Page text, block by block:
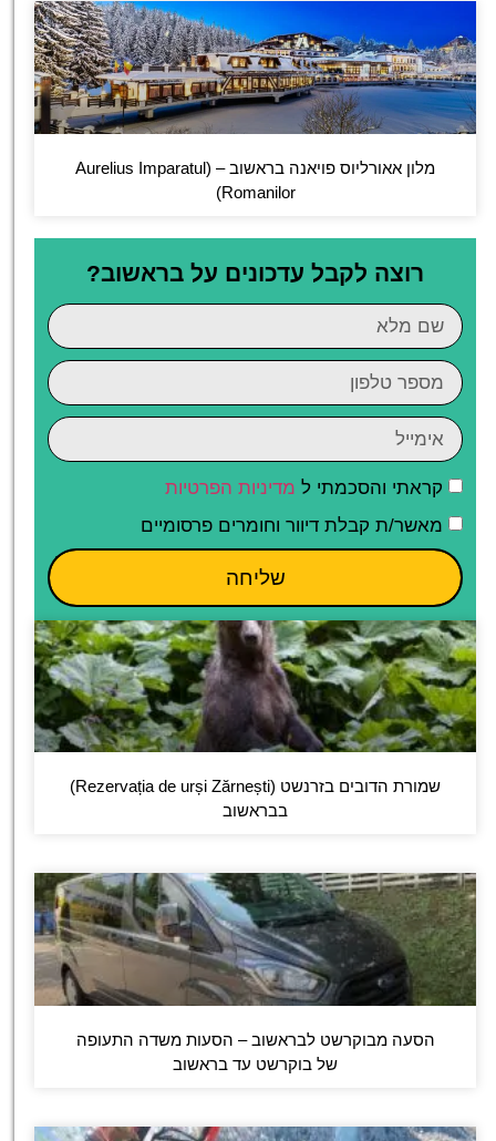
מלון אאורליוס פויאנה בראשוב – (Aurelius Imparatul
Romanilor)
רוצה לקבל עדכונים על בראשוב?
קראתי והסכמתי ל מדיניות הפרטיות
מאשר/ת קבלת דיוור וחומרים פרסומיים
שליחה
שמורת הדובים בזרנשט (Rezervația de urși Zărnești)
בבראשוב
הסעה מבוקרשט לבראשוב – הסעות משדה התעופה
של בוקרשט עד בראשוב